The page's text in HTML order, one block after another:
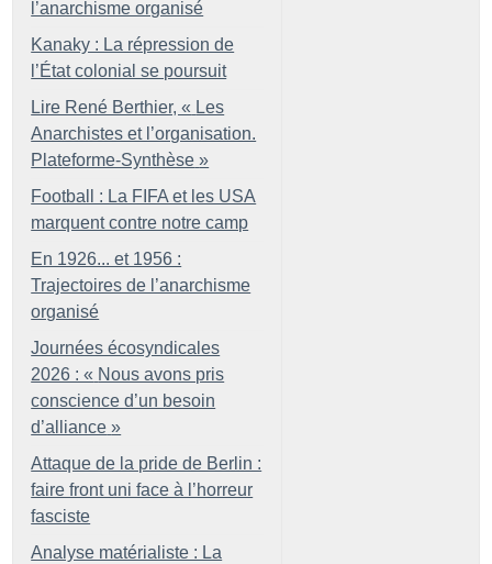
l’anarchisme organisé
Kanaky : La répression de
l’État colonial se poursuit
Lire René Berthier, « Les
Anarchistes et l’organisation.
Plateforme-Synthèse »
Football : La FIFA et les USA
marquent contre notre camp
En 1926... et 1956 :
Trajectoires de l’anarchisme
organisé
Journées écosyndicales
2026 : « Nous avons pris
conscience d’un besoin
d’alliance »
Attaque de la pride de Berlin :
faire front uni face à l’horreur
fasciste
Analyse matérialiste : La